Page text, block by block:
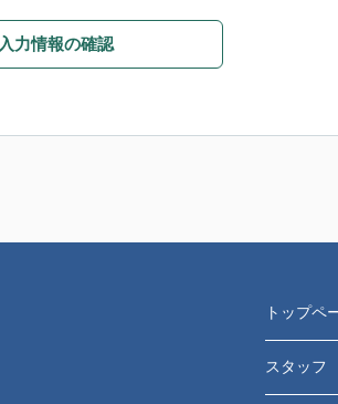
入力情報の確認
トップペ
スタッフ